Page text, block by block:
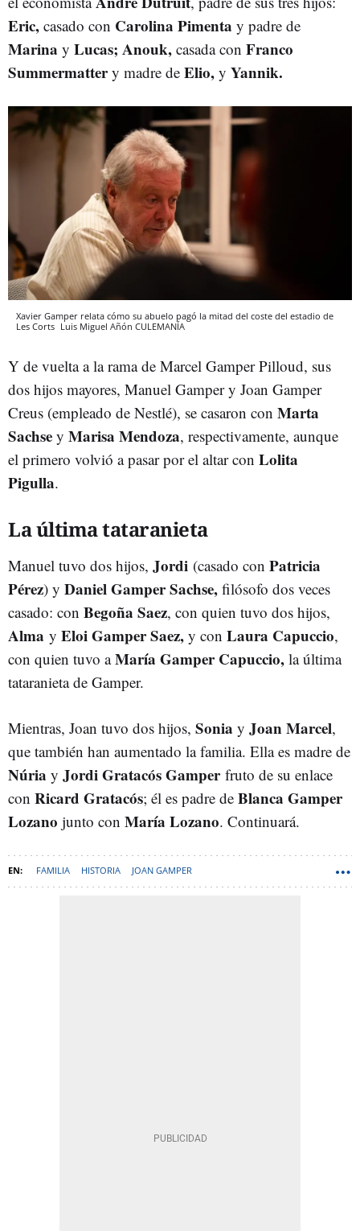
Eric, casado con Carolina Pimenta y padre de
Marina y Lucas; Anouk, casada con Franco
Summermattery madre de Elio, y Yannik.
Xavier Gamper relata cómo su abuelo pagó la mitad del coste del estadio de
Les Corts Luis Miguel Añón CULEMANÍA
Y de vuelta a la rama de Marcel Gamper Pilloud, sus
dos hijos mayores, Manuel Gamper y Joan Gamper
Creus (empleado de Nestlé), se casaron con Marta
Sachse y Marisa Mendoza, respectivamente, aunque
el primero volvió a pasar por el altar con Lolita
Pigulla.
La última tataranieta
Manuel tuvo dos hijos, Jordi (casado con Patricia
Pérez) y Daniel Gamper Sachse, filósofo dos veces
casado: con Begoña Saez, con quien tuvo dos hijos,
Alma y Eloi Gamper Saez, y con Laura Capuccio,
con quien tuvo aMaría Gamper Capuccio, la última
tataranieta de Gamper.
Mientras, Joan tuvo dos hijos, Sonia y Joan Marcel,
que también han aumentado la familia. Ella es madre de
Núria y Jordi Gratacós Gamperfruto de su enlace
con Ricard Gratacós; él es padre de Blanca Gamper
Lozano junto con María Lozano. Continuará.
FAMILIA HISTORIA JOAN GAMPER